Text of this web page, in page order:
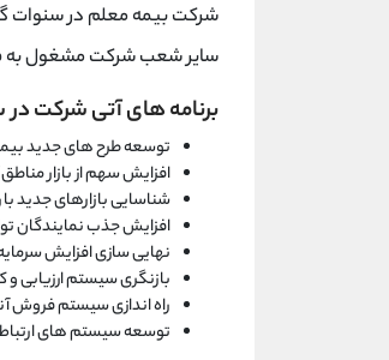
شرکت بیمه معلم در سنوات
سایر شعب شرکت مشغول به
برنامه های آتی شرکت در
توسعه طرح های جدید
افزایش سهم از بازار مناطق
شناسایی بازارهای جدید
افزایش جذب نمایندگان
نهایی سازی افزایش
بازنگری سیستم ارزیابی
راه اندازی سیستم فروش
توسعه سیستم های